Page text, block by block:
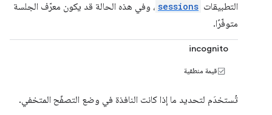
التطبيقات sessions ، وفي هذه الحالة قد يكون معرّف الجلسة
متوفّرًا.
incognito
قيمة منطقية
تُستخدَم لتحديد ما إذا كانت النافذة في وضع التصفّح المتخفي.